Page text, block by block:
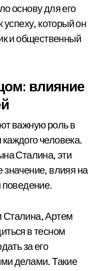
основу для его
успеху, который он
и общественный
влияние
важную роль в
человека.
Сталина, эти
влияя на
поведение.
Артем
в тесном
за его
делами. Такие